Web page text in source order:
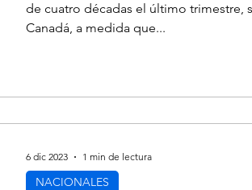
de cuatro décadas el último trimestre,
Canadá, a medida que...
NACIONALES
6 dic 2023 1 min de lectura